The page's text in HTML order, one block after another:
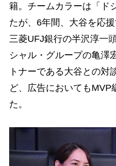
籍。チームカラーは「ド
たが、6年間、大谷を応
三菱UFJ銀行の半沢淳一
シャル・グループの亀澤
トナーである大谷との対
ど、広告においてもMVP
た。